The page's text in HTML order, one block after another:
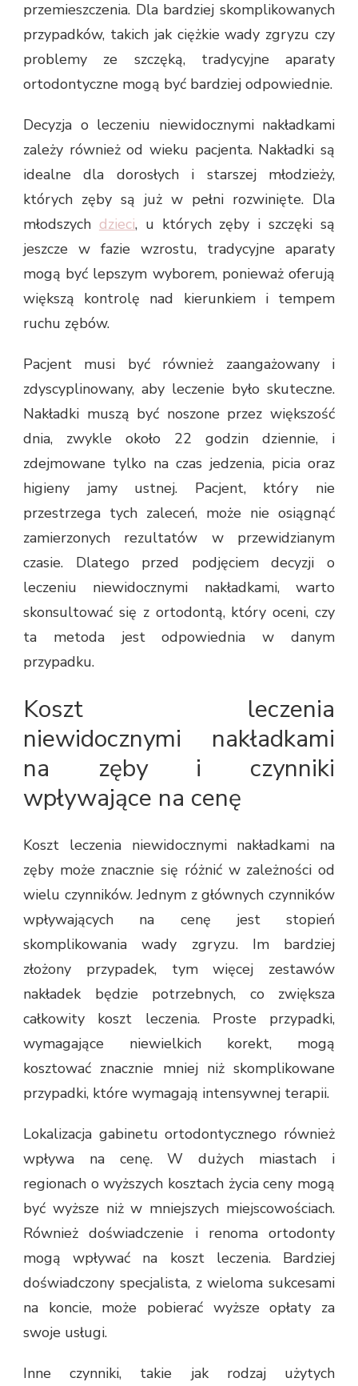
przemieszczenia. Dla bardziej skomplikowanych
przypadków, takich jak ciężkie wady zgryzu czy
problemy ze szczęką, tradycyjne aparaty
ortodontyczne mogą być bardziej odpowiednie.
Decyzja o leczeniu niewidocznymi nakładkami
zależy również od wieku pacjenta. Nakładki są
idealne dla dorosłych i starszej młodzieży,
których zęby są już w pełni rozwinięte. Dla
młodszych dzieci, u których zęby i szczęki są
jeszcze w fazie wzrostu, tradycyjne aparaty
mogą być lepszym wyborem, ponieważ oferują
większą kontrolę nad kierunkiem i tempem
ruchu zębów.
Pacjent musi być również zaangażowany i
zdyscyplinowany, aby leczenie było skuteczne.
Nakładki muszą być noszone przez większość
dnia, zwykle około 22 godzin dziennie, i
zdejmowane tylko na czas jedzenia, picia oraz
higieny jamy ustnej. Pacjent, który nie
przestrzega tych zaleceń, może nie osiągnąć
zamierzonych rezultatów w przewidzianym
czasie. Dlatego przed podjęciem decyzji o
leczeniu niewidocznymi nakładkami, warto
skonsultować się z ortodontą, który oceni, czy
ta metoda jest odpowiednia w danym
przypadku.
Koszt leczenia
niewidocznymi nakładkami
na zęby i czynniki
wpływające na cenę
Koszt leczenia niewidocznymi nakładkami na
zęby może znacznie się różnić w zależności od
wielu czynników. Jednym z głównych czynników
wpływających na cenę jest stopień
skomplikowania wady zgryzu. Im bardziej
złożony przypadek, tym więcej zestawów
nakładek będzie potrzebnych, co zwiększa
całkowity koszt leczenia. Proste przypadki,
wymagające niewielkich korekt, mogą
kosztować znacznie mniej niż skomplikowane
przypadki, które wymagają intensywnej terapii.
Lokalizacja gabinetu ortodontycznego również
wpływa na cenę. W dużych miastach i
regionach o wyższych kosztach życia ceny mogą
być wyższe niż w mniejszych miejscowościach.
Również doświadczenie i renoma ortodonty
mogą wpływać na koszt leczenia. Bardziej
doświadczony specjalista, z wieloma sukcesami
na koncie, może pobierać wyższe opłaty za
swoje usługi.
Inne czynniki, takie jak rodzaj użytych